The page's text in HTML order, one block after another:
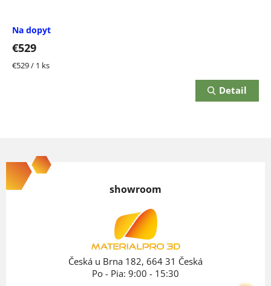
Na dopyt
€529
Jednotková
€529 / 1 ks
Detail
á
p
showroom
Česká u Brna 182, 664 31 Česká
Po - Pia: 9:00 - 15:30